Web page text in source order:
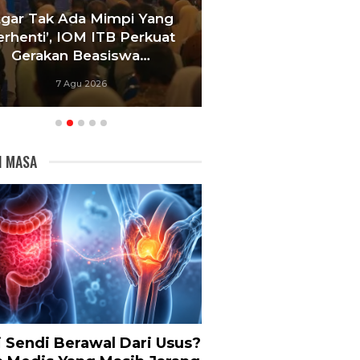
Yang
Perkuat
Satukan Siswa Dari Berbagai
Sekolah, Pelatih Paskibraka
Bandung Fokus Bangun…
MASA
Sendi Berawal Dari Usus?